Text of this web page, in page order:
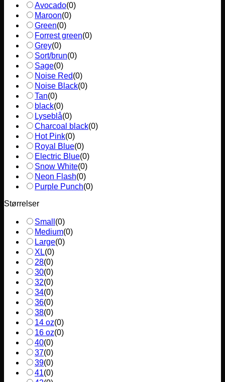
Avocado(0)
Maroon(0)
Green(0)
Forrest green(0)
Grey(0)
Sort/brun(0)
Sage(0)
Noise Red(0)
Noise Black(0)
Tan(0)
black(0)
Lyseblå(0)
Charcoal black(0)
Hot Pink(0)
Royal Blue(0)
Electric Blue(0)
Snow White(0)
Neon Flash(0)
Purple Punch(0)
Størrelser
Small (0)
Medium(0)
Large(0)
XL(0)
28(0)
30(0)
32(0)
34(0)
36(0)
38(0)
14 oz(0)
16 oz(0)
40(0)
37(0)
39(0)
41(0)